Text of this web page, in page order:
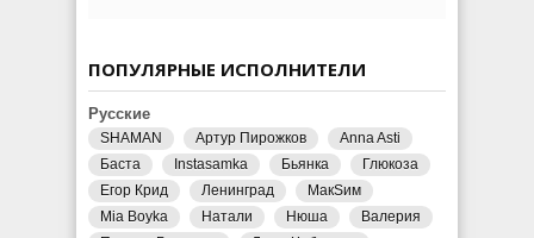
ПОПУЛЯРНЫЕ ИСПОЛНИТЕЛИ
Русские
SHAMAN Артур Пирожков
Anna Asti
Баста
Instasamka Бьянка
Глюкоза
Егор Крид
Ленинград
МакSим
Mia Boyka
Натали Нюша
Валерия